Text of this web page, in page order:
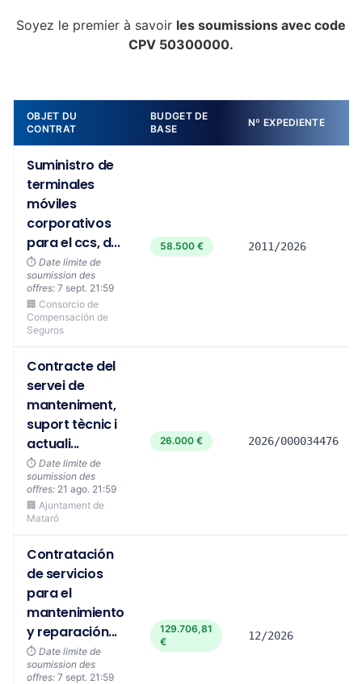
Soyez le premier à savoir les soumissions avec code
CPV 50300000.
OBJET DU
CONTRAT
BUDGET DE
BASE
Nº EXPEDIENTE
Suministro de
terminales
móviles
corporativos
para el ccs, d...
⏱️ Date limite de
soumission des
offres: 7 sept. 21:59
🏢 Consorcio de
Compensación de
Seguros
58.500 € 2011/2026
Contracte del
servei de
manteniment,
suport tècnic i
actuali...
⏱️ Date limite de
soumission des
offres: 21 ago. 21:59
🏢 Ajuntament de
Mataró
26.000 € 2026/000034476
Contratación
de servicios
para el
mantenimiento
y reparación...
⏱️ Date limite de
soumission des
offres: 7 sept. 21:59
129.706,81
€
12/2026